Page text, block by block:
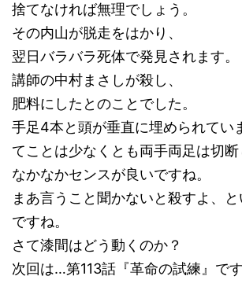
捨てなければ無理でしょう。
その内山が脱走をはかり、
翌日バラバラ死体で発見されます。
講師の中村まさしが殺し、
肥料にしたとのことでした。
手足4本と頭が垂直に埋められてい
てことは少なくとも両手両足は切断
なかなかセンスが良いですね。
まあ言うこと聞かないと殺すよ、
ですね。
さて漆間はどう動くのか？
次回は…第113話『革命の試練』です